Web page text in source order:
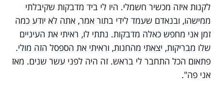
לקנות איזה מכשיר חשמלי. היו לי ביד מדבקות שקיבלתי
ממישהו, ובנאדם שעמד לידי בתור אמר, אתה לא יודע כמה
זמן אני מחפש כאלה מדבקות. נתתי לו, ראיתי את העיניים
שלו מבריקות, יצאתי מהחנות, וראיתי את הספסל הזה מולי.
פתאום הכל התחבר לי בראש. זה היה לפני עשר שנים. מאז
אני פה".